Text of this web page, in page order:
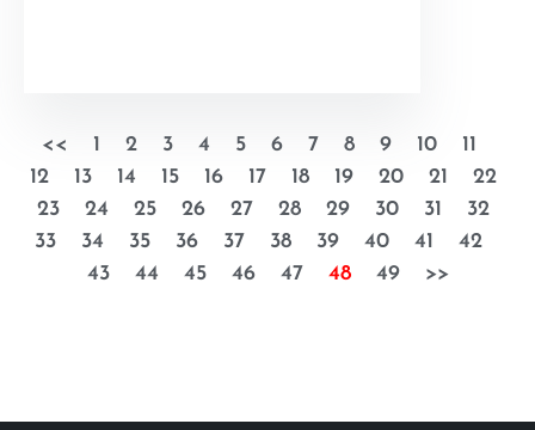
<< 1 2 3 4 5 6 7 8 9 10
11
12
13 14 15 16 17 18 19 20 21
22
23
24 25 26 27 28 29 30 31
32
33
34 35 36 37 38 39 40 41
42
43
44 45 46 47 48 49 >>